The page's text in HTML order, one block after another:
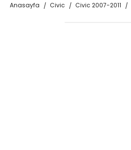
Anasayfa Civic Civic 2007-2011